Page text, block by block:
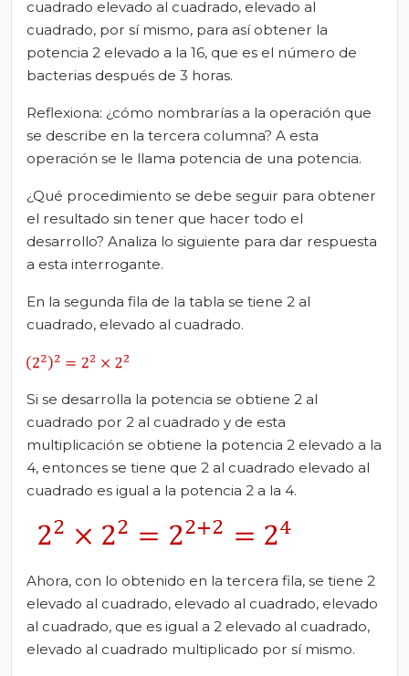
cuadrado elevado al cuadrado, elevado al
cuadrado, por sí mismo, para así obtener la
potencia 2 elevado a la 16, que es el número de
bacterias después de 3 horas.
Reflexiona: ¿cómo nombrarías a la operación que
se describe en la tercera columna? A esta
operación se le llama potencia de una potencia.
¿Qué procedimiento se debe seguir para obtener
el resultado sin tener que hacer todo el
desarrollo? Analiza lo siguiente para dar respuesta
a esta interrogante.
En la segunda fila de la tabla se tiene 2 al
cuadrado, elevado al cuadrado.
Si se desarrolla la potencia se obtiene 2 al
cuadrado por 2 al cuadrado y de esta
multiplicación se obtiene la potencia 2 elevado a la
4, entonces se tiene que 2 al cuadrado elevado al
cuadrado es igual a la potencia 2 a la 4.
Ahora, con lo obtenido en la tercera fila, se tiene 2
elevado al cuadrado, elevado al cuadrado, elevado
al cuadrado, que es igual a 2 elevado al cuadrado,
elevado al cuadrado multiplicado por sí mismo.